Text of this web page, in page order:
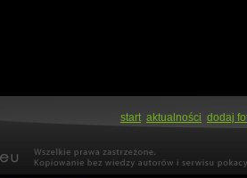
start aktualności dodaj